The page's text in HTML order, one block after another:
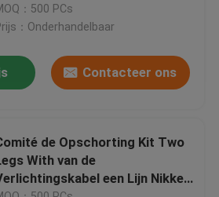
vliegtuigenkabel
：500 PCs
：Onderhandelbaar
Contacteer ons
de Opschorting Kit Two
With van de
een Lijn Nikkel